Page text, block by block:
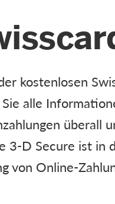
kostenlosen
alle
überall
3-D Secure ist in
von Online-